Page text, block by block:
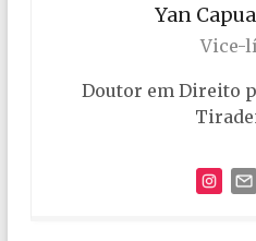
Yan
Vice-
Doutor em Direito